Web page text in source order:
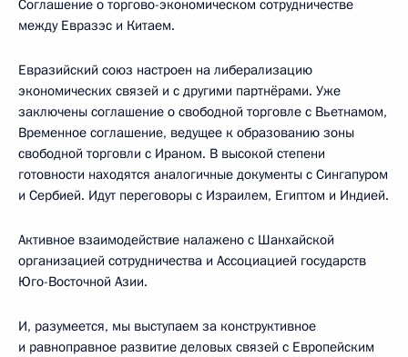
Соглашение о торгово-экономическом сотрудничестве
между Евразэс и Китаем.
Евразийский союз настроен на либерализацию
экономических связей и с другими партнёрами. Уже
заключены соглашение о свободной торговле с Вьетнамом,
Временное соглашение, ведущее к образованию зоны
свободной торговли с Ираном. В высокой степени
готовности находятся аналогичные документы с Сингапуром
и Сербией. Идут переговоры с Израилем, Египтом и Индией.
Активное взаимодействие налажено с Шанхайской
организацией сотрудничества и Ассоциацией государств
Юго-Восточной Азии.
И, разумеется, мы выступаем за конструктивное
и равноправное развитие деловых связей с Европейским